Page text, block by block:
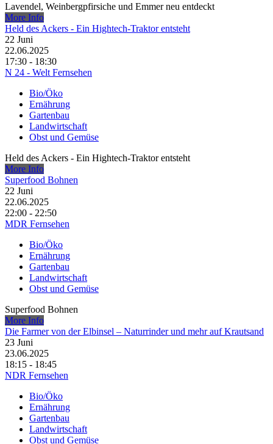
Lavendel, Weinbergpfirsiche und Emmer neu entdeckt
More Info
Held des Ackers - Ein Hightech-Traktor entsteht
22 Juni
22.06.2025
17:30 - 18:30
N 24 - Welt Fernsehen
Bio/Öko
Ernährung
Gartenbau
Landwirtschaft
Obst und Gemüse
Held des Ackers - Ein Hightech-Traktor entsteht
More Info
Superfood Bohnen
22 Juni
22.06.2025
22:00 - 22:50
MDR Fernsehen
Bio/Öko
Ernährung
Gartenbau
Landwirtschaft
Obst und Gemüse
Superfood Bohnen
More Info
Die Farmer von der Elbinsel – Naturrinder und mehr auf Krautsand
23 Juni
23.06.2025
18:15 - 18:45
NDR Fernsehen
Bio/Öko
Ernährung
Gartenbau
Landwirtschaft
Obst und Gemüse